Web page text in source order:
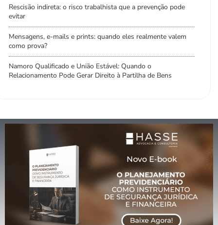
Rescisão indireta: o risco trabalhista que a prevenção pode
evitar
Mensagens, e-mails e prints: quando eles realmente valem
como prova?
Namoro Qualificado e União Estável: Quando o
Relacionamento Pode Gerar Direito à Partilha de Bens